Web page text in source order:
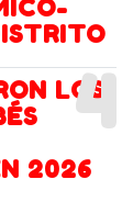
4
LOS
2026